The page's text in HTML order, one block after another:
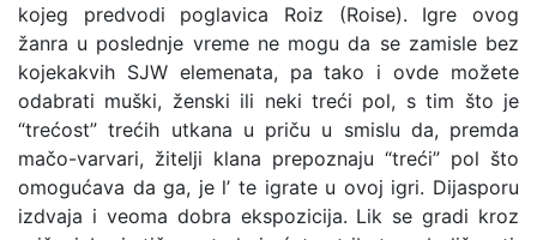
kojeg predvodi poglavica Roiz (Roise). Igre ovog
žanra u poslednje vreme ne mogu da se zamisle bez
kojekakvih SJW elemenata, pa tako i ovde možete
odabrati muški, ženski ili neki treći pol, s tim što je
“trećost” trećih utkana u priču u smislu da, premda
mačo-varvari, žitelji klana prepoznaju “treći” pol što
omogućava da ga, je l’ te igrate u ovoj igri. Dijasporu
izdvaja i veoma dobra ekspozicija. Lik se gradi kroz